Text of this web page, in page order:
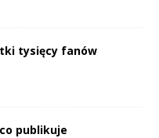
tysięcy fanów
publikuje